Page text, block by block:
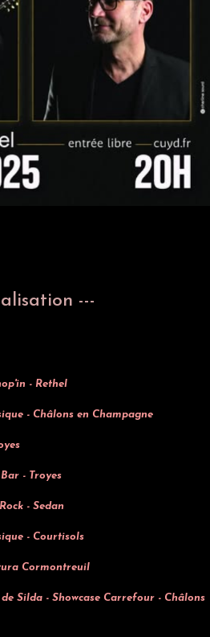
---
- Rethel
- Châlons en Champagne
- Troyes
- Sedan
- Courtisols
Cormontreuil
Silda - Showcase Carrefour - Châlons